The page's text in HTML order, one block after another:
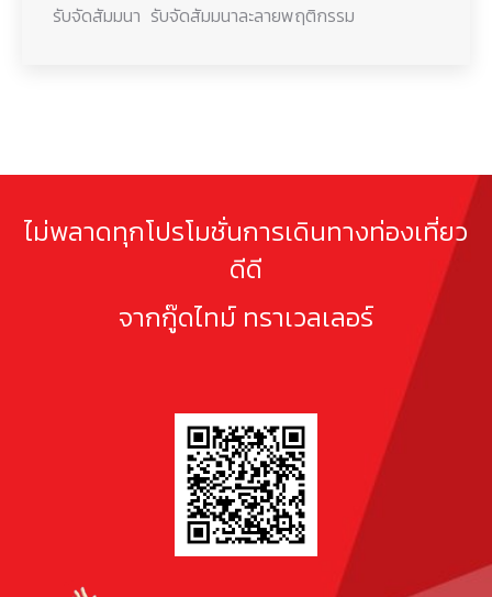
รับจัดสัมมนา รับจัดสัมมนาละลายพฤติกรรม
ไม่พลาดทุกโปรโมชั่นการเดินทางท่องเที่ยว
ดีดี
จากกู๊ดไทม์ ทราเวลเลอร์